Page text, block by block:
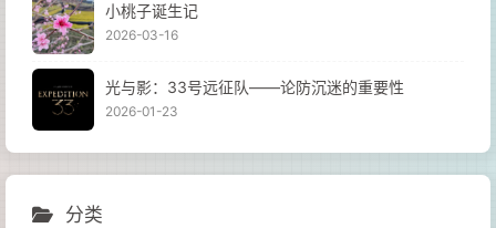
小桃子诞生记
2026-03-16
光与影：33号远征队——论防沉迷的重要性
2026-01-23
分类